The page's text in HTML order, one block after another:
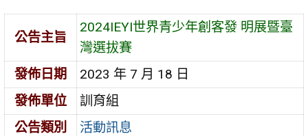
公告主旨
2024IEYI世界青少年創客發 明展暨臺
灣選拔賽
發佈日期
2023 年 7 月 18 日
發佈單位
訓育組
公告類別
活動訊息